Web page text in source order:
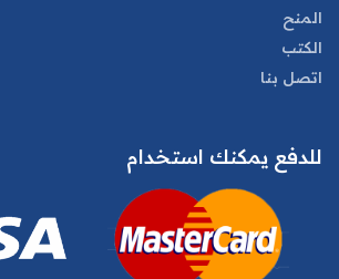
المنح
الكتب
اتصل بنا
للدفع يمكنك استخدام